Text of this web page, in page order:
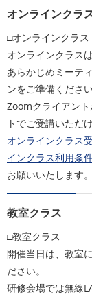
オンラインクラ
□オンラインクラス
オンラインクラス
あらかじめミーテ
ンをご準備ください
Zoomクライアン
トでご受講いただけ
オンラインクラス
インクラス利用条
お願いいたします。
教室クラス
□教室クラス
開催当日は、教室
ださい。
研修会場では無線